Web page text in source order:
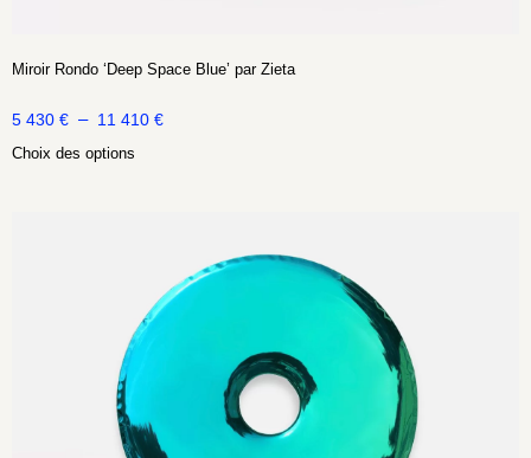
Miroir Rondo ‘Deep Space Blue’ par Zieta
5 430 € – 11 410 €
Choix des options